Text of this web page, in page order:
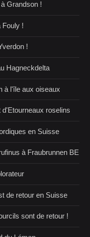
Grandson !
Fouly !
!
Hagneckdelta
à l'île aux oiseaux
d'Etourneaux roselins
en Suisse
à Fraubrunnen BE
de retour en Suisse
sont de retour !